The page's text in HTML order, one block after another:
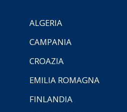
ALGERIA
CAMPANIA
CROAZIA
EMILIA ROMAGNA
FINLANDIA